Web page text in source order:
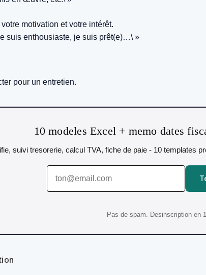
motivation et votre intérêt.
suis enthousiaste, je suis prêt(e)…\ »
pour un entretien.
10 modeles Excel + memo dates
suivi tresorerie, calcul TVA, fiche de paie - 10 templates
Pas de spam. Desinscription en